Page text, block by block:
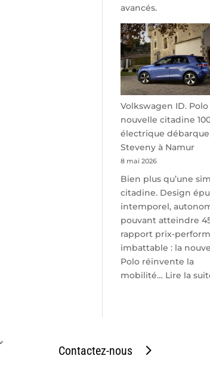
avancés.
Volkswagen ID. Polo
nouvelle citadine
électrique
Steveny à Namur
8 mai 2026
Bien plus qu’une
citadine. Design
intemporel,
pouvant atteindre
rapport prix-
imbattable : la
Polo réinvente la
mobilité… Lire la
Contactez-nous